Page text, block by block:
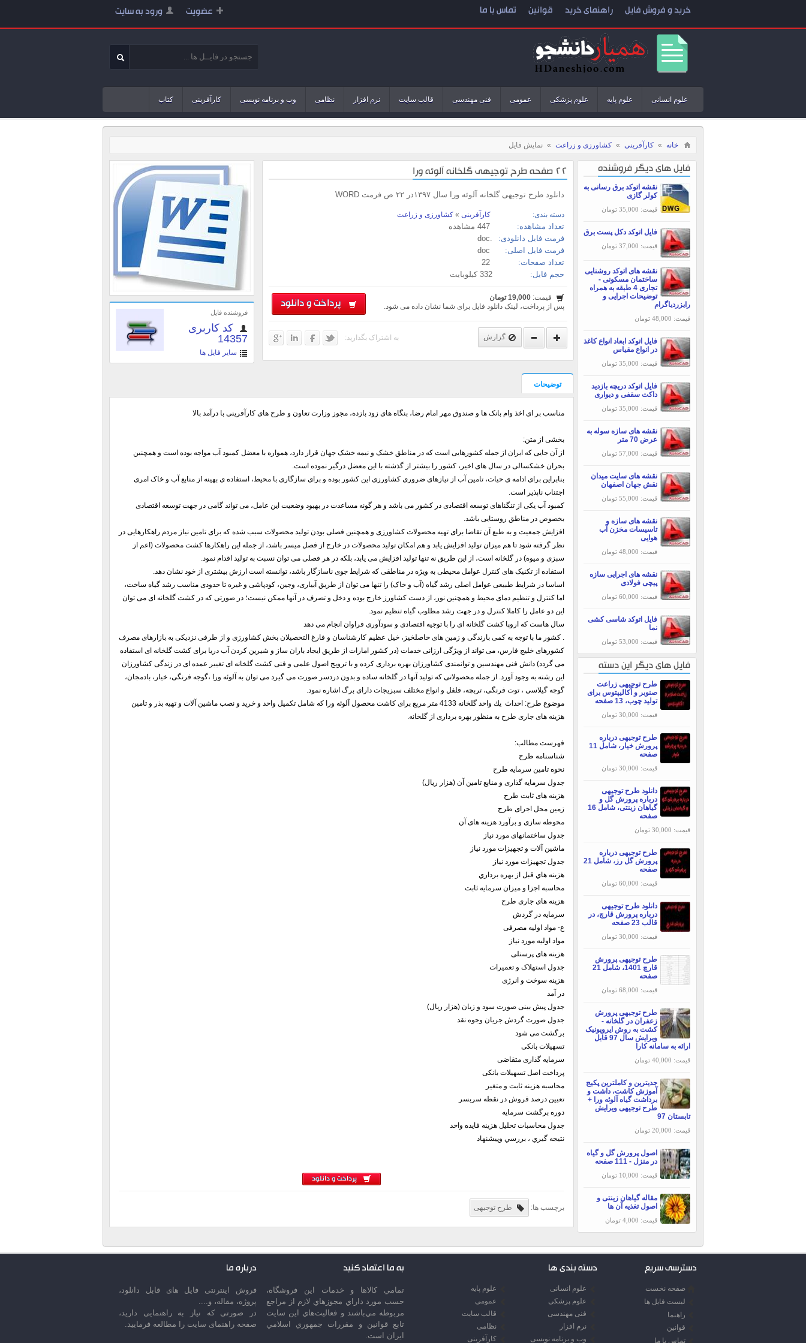
عضویت ورود به سایت خرید و فروش فایل راهنمای خرید قوانین تماس با ما
علوم انسانی علوم پایه علوم پزشکی عمومی فنی مهندسی قالب سایت نرم افزار نظامی وب و برنامه نویسی کارآفرینی کتاب
خانه » کارآفرینی » کشاورزی و زراعت » نمایش فایل
فایل های دیگر فروشنده
نقشه اتوکد برق رسانی به
کولر گازی
قیمت: 35,000 تومان
فایل اتوکد دکل پست برق
قیمت: 37,000 تومان
نقشه های اتوکد روشنایی
ساختمان مسکونی -
تجاری 4 طبقه به همراه
توضیحات اجرایی و
رایزردیاگرام
قیمت: 48,000 تومان
فایل اتوکد ابعاد انواع کاغذ
در انواع مقیاس
قیمت: 35,000 تومان
فایل اتوکد دریچه بازدید
داکت سقفی و دیواری
قیمت: 35,000 تومان
نقشه های سازه سوله به
عرض 70 متر
قیمت: 57,000 تومان
نقشه های سایت میدان
نقش جهان اصفهان
قیمت: 55,000 تومان
نقشه های سازه و
تاسیسات مخزن آب
هوایی
قیمت: 48,000 تومان
نقشه های اجرایی سازه
پیچی فولادی
قیمت: 60,000 تومان
فایل اتوکد شاسی کشی
نما
قیمت: 53,000 تومان
فایل های دیگر این دسته
طرح توجیهی زراعت
صنوبر و اُکالیپتوس برای
تولید چوب، 13 صفحه
قیمت: 30,000 تومان
طرح توجیهی درباره
پرورش خیار، شامل 11
صفحه
قیمت: 30,000 تومان
دانلود طرح توجیهی
درباره پرورش گل و
گیاهان زینتی، شامل 16
صفحه
قیمت: 30,000 تومان
طرح توجیهی درباره
پرورش گل رز، شامل 21
صفحه
قیمت: 60,000 تومان
دانلود طرح توجیهی
درباره پرورش قارچ، در
قالب 23 صفحه
قیمت: 30,000 تومان
طرح توجیهی پرورش
قارچ 1401، شامل 21
صفحه
قیمت: 68,000 تومان
طرح توجیهی پرورش
زعفران در گلخانه -
کشت به روش ایروپونیک
ویرایش سال 97 قابل
ارائه به سامانه کارا
قیمت: 40,000 تومان
جدیترین و کاملترین پکیج
آموزش کاشت، داشت و
برداشت گیاه آلوئه ورا +
طرح توجیهی ویرایش
تابستان 97
قیمت: 20,000 تومان
اصول پرورش گل و گیاه
در منزل - 111 صفحه
قیمت: 10,000 تومان
مقاله گیاهان زینتی و
اصول تغذیه آن ها
قیمت: 4,000 تومان
فروشنده فایل
کد کاربری
14357
سایر فایل ها
22 صفحه طرح توجیهی گلخانه آلوئه ورا
دانلود طرح توجیهی گلخانه آلوئه ورا سال ۱۳۹۷در ۲۲ ص فرمت WORD
دسته بندی: کارآفرینی » کشاورزی و زراعت
تعداد مشاهده:
فرمت فایل دانلودی:
.doc
فرمت فایل اصلی:
تعداد صفحات:
حجم فایل:
332 کیلوبایت
پرداخت و دانلود
قیمت: 19,000 تومان
پس از پرداخت، لینک دانلود فایل برای شما نشان داده می شود.
گزارش به اشتراک بگذارید:
توضیحات
مناسب بر ای اخذ وام بانک ها و صندوق مهر امام رضا، بنگاه های زود بازده، مجوز وزارت تعاون و طرح های کارآفرینی با درآمد بالا
بخشی از متن:
از آن جایی که ایران از جمله کشورهایی است که در مناطق خشک و نیمه خشک جهان قرار دارد، همواره با معضل کمبود آب مواجه بوده است و همچنین
بحران خشکسالی در سال های اخیر، کشور را بیشتر از گذشته با این معضل درگیر نموده است.
بنابراین برای ادامه ی حیات، تامین آب از نیازهای ضروری کشاورزی این کشور بوده و برای سازگاری با محیط، استفاده ی بهینه از منابع آب و خاک امری
اجتناب ناپذیر است.
کمبود آب یکی از تنگناهای توسعه اقتصادی در کشور می باشد و هر گونه مساعدت در بهبود وضعیت این عامل، می تواند گامی در جهت توسعه اقتصادی
بخصوص در مناطق روستایی باشد.
افزایش جمعیت و به طبع آن تقاضا برای تهیه محصولات کشاورزی و همچنین فصلی بودن تولید محصولات سبب شده که برای تامین نیاز مردم راهکارهایی در
نظر گرفته شود تا هم میزان تولید افزایش یابد و هم امکان تولید محصولات در خارج از فصل میسر باشد، از جمله این راهکارها کشت محصولات (اعم از
سبزی و میوه) در گلخانه است، از این طریق نه تنها تولید افزایش می یابد، بلکه در هر فصلی می توان نسبت به تولید اقدام نمود.
استفاده از تکنیک های کنترل عوامل محیطی به ویژه در مناطقی که شرایط جوی ناسازگار باشد، توانسته است ارزش بیشتری از خود نشان دهد.
اساسا در شرایط طبیعی عوامل اصلی رشد گیاه (آب و خاک) را تنها می توان از طریق آبیاری، وجین، کودپاشی و غیره تا حدودی مناسب رشد گیاه ساخت،
اما کنترل و تنظیم دمای محیط و همچنین نور، از دست کشاورز خارج بوده و دخل و تصرف در آنها ممکن نیست؛ در صورتی که در کشت گلخانه ای می توان
این دو عامل را کاملا کنترل و در جهت رشد مطلوب گیاه تنظیم نمود.
سال هاست که اروپا کشت گلخانه ای را با توجیه اقتصادی و سودآوری فراوان انجام می دهد
. کشور ما با توجه به کمی بارندگی و زمین های حاصلخیز، خیل عظیم کارشناسان و فارغ التحصیلان بخش کشاورزی و از طرفی نزدیکی به بازارهای مصرف
کشورهای خلیج فارس، می تواند از ویژگی ارزانی خدمات (در کشور امارات از طریق ایجاد باران ساز و شیرین کردن آب دریا برای کشت گلخانه ای استفاده
می گردد) دانش فنی مهندسین و توانمندی کشاورزان بهره برداری کرده و با ترویج اصول علمی و فنی کشت گلخانه ای تغییر عمده ای در زندگی کشاورزان
این رشته به وجود آورد. از جمله محصولاتی که تولید آنها در گلخانه ساده و بدون دردسر صورت می گیرد می توان به آلوئه ورا ،گوجه فرنگی، خیار، بادمجان،
گوجه گیلاسی ، توت فرنگی، تربچه، فلفل و انواع مختلف سبزیجات دارای برگ اشاره نمود.
موضوع طرح: احداث يك واحد گلخانه 4133 متر مربع برای کاشت محصول آلوئه ورا که شامل تکمیل واحد و خرید و نصب ماشین آلات و تهیه بذر و تامین
هزینه های جاری طرح به منظور بهره برداری از گلخانه.
فهرست مطالب:
شناسنامه طرح
نحوه تامین سرمایه طرح
جدول سرمایه گذاری و منابع تامین آن (هزار ریال)
هزینه های ثابت طرح
زمین محل اجرای طرح
محوطه سازی و برآورد هزینه های آن
جدول ساختمانهای مورد نیاز
ماشین آلات و تجهیزات مورد نیاز
جدول تجهیزات مورد نیاز
هزينه هاي قبل از بهره برداري
محاسبه اجزا و ميزان سرمايه ثابت
هزینه های جاری طرح
سرمایه در گردش
ع- مواد اولیه مصرفی
مواد اولیه مورد نیاز
هزینه های پرسنلی
جدول استهلاک و تعمیرات
هزینه سوخت و انرژی
در آمد
جدول پیش بینی صورت سود و زیان (هزار ریال)
جدول صورت گردش جریان وجوه نقد
برگشت می شود
تسهیلات بانکی
سرمایه گذاری متقاضی
پرداخت اصل تسهیلات بانکی
محاسبه هزینه ثابت و متغیر
تعيین درصد فروش در نقطه سربسر
دوره برگشت سرمايه
جدول محاسبات تحليل هزينه فايده واحد
نتيجه گيري ، بررسي وپيشنهاد
پرداخت و دانلود
برچسب ها: طرح توجیهی
دسترسی سریع
صفحه نخست
لیست فایل ها
راهنما
قوانین
تماس با ما
دسته بندی ها
علوم انسانی
علوم پایه
علوم پزشکی
عمومی
فنی مهندسی
قالب سایت
نرم افزار
نظامی
وب و برنامه نویسی
کارآفرینی
به ما اعتماد کنید
تمامي كالاها و خدمات اين فروشگاه،
حسب مورد داراي مجوزهاي لازم از مراجع
مربوطه مي‌باشند و فعاليت‌هاي اين سايت
تابع قوانين و مقررات جمهوري اسلامي
ايران است.
درباره ما
فروش اینترنتی فایل های قابل دانلود،
پروژه، مقاله، و....
در صورتی که نیاز به راهنمایی دارید،
صفحه راهنمای سایت را مطالعه فرمایید.